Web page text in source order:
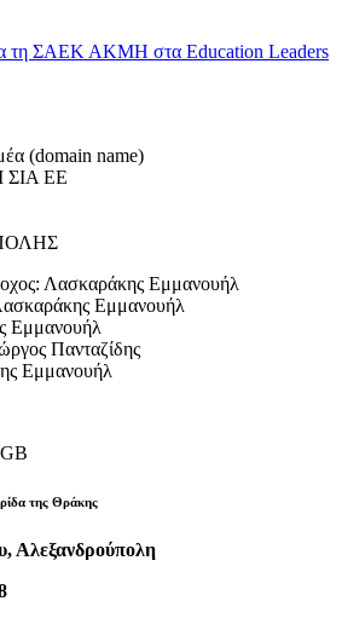
τη ΣΑΕΚ ΑΚΜΗ στα Education Leaders
(domain name)
ΕΕ
Λασκαράκης Εμμανουήλ
Εμμανουήλ
Εμμανουήλ
Πανταζίδης
Εμμανουήλ
της Θράκης
Αλεξανδρούπολη